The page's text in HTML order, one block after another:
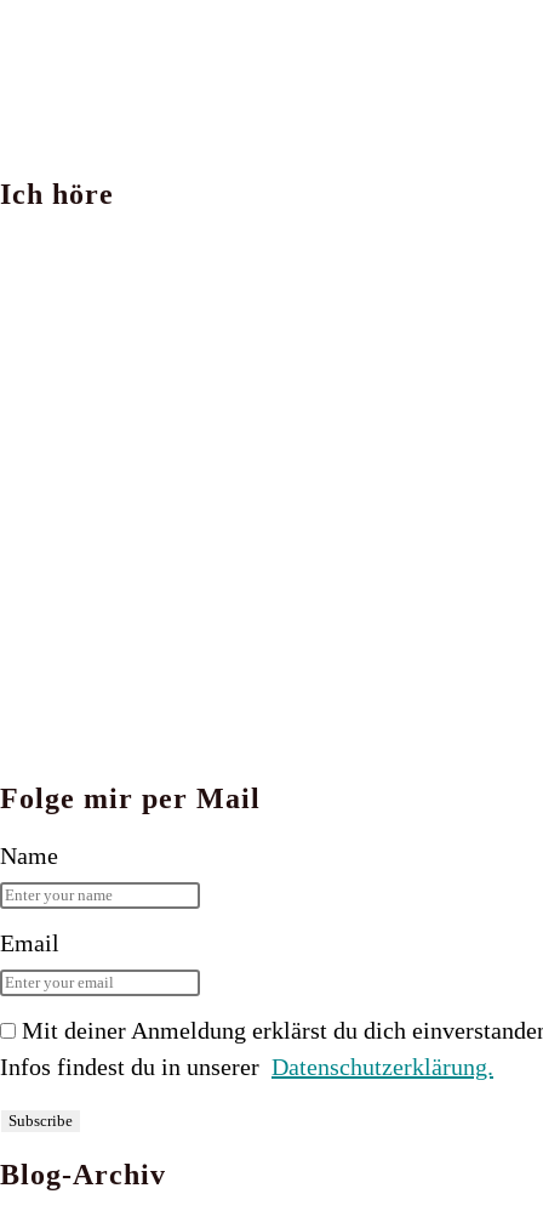
Ich höre
Folge mir per Mail
Name
Email
Mit deiner Anmeldung erklärst du dich
Infos findest du in unserer Datenschutzerklärung.
Blog-Archiv